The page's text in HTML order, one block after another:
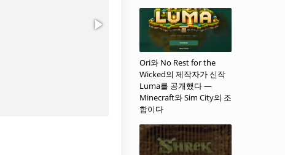
Ori와 No Rest for the
Wicked의 제작자가 신작
Luma를 공개했다 —
Minecraft와 Sim City의 조
합이다